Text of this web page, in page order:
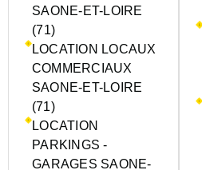
SAONE-ET-LOIRE
(71)
LOCATION LOCAUX
COMMERCIAUX
SAONE-ET-LOIRE
(71)
LOCATION
PARKINGS -
GARAGES SAONE-